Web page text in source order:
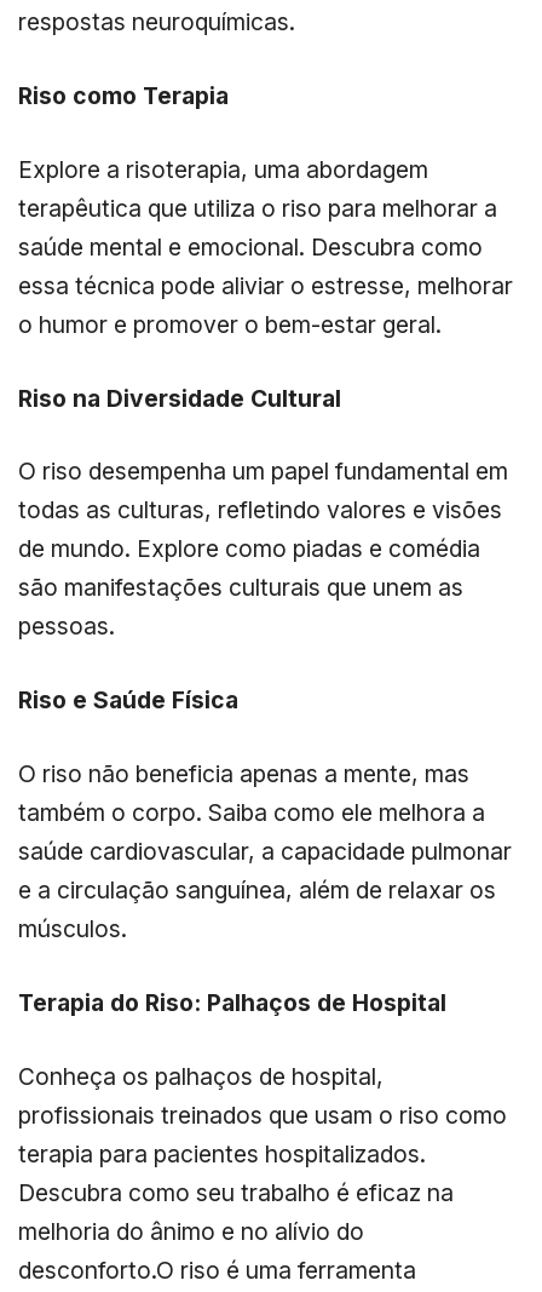
respostas neuroquímicas.
Riso como Terapia
Explore a risoterapia, uma abordagem
terapêutica que utiliza o riso para melhorar a
saúde mental e emocional. Descubra como
essa técnica pode aliviar o estresse, melhorar
o humor e promover o bem-estar geral.
Riso na Diversidade Cultural
O riso desempenha um papel fundamental em
todas as culturas, refletindo valores e visões
de mundo. Explore como piadas e comédia
são manifestações culturais que unem as
pessoas.
Riso e Saúde Física
O riso não beneficia apenas a mente, mas
também o corpo. Saiba como ele melhora a
saúde cardiovascular, a capacidade pulmonar
e a circulação sanguínea, além de relaxar os
músculos.
Terapia do Riso: Palhaços de Hospital
Conheça os palhaços de hospital,
profissionais treinados que usam o riso como
terapia para pacientes hospitalizados.
Descubra como seu trabalho é eficaz na
melhoria do ânimo e no alívio do
desconforto.O riso é uma ferramenta